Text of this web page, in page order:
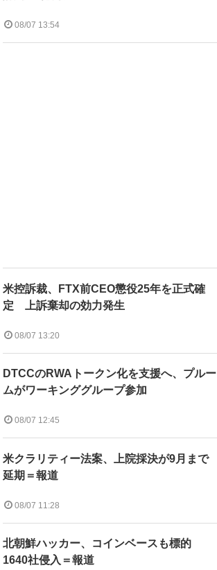
08/07 13:54
米控訴裁、FTX前CEO懲役25年を正式確
定 上訴棄却の効力発生
08/07 13:20
DTCCのRWAトークン化を支援へ、プルー
ムがワーキンググループ参加
08/07 12:45
米クラリティー法案、上院採決が9月まで
延期＝報道
08/07 11:28
北朝鮮ハッカー、コインベースも標的
1640社侵入＝報道